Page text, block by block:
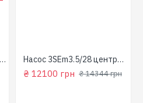
Купить насос для воды в колодец (800 Вт, напор: 43м, производит: 90 л/мин) GARDEN 1000-4-Robot "NPO" Насос 3SEm3.5/28 центробежный скважинный 1,5кВт Н107м 90л/мин Ø80мм Aquatica Dongyin 777395
₴ 12100 грн ₴ 14344 грн